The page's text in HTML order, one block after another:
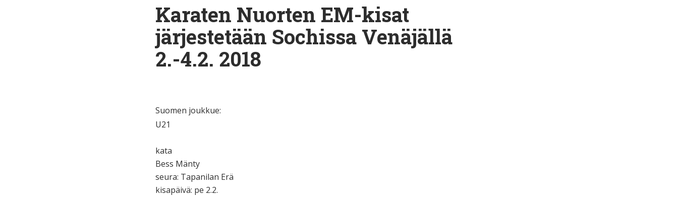
Karaten Nuorten EM-kisat
järjestetään Sochissa Venäjällä
2.-4.2. 2018
Suomen joukkue:
U21
kata
Bess Mänty
seura: Tapanilan Erä
kisapäivä: pe 2.2.